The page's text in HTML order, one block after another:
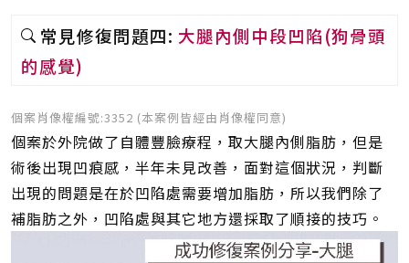
常見修復問題四: 大腿內側中段凹陷(狗骨頭
的感覺)
個案肖像權編號:3352 (本案例皆經由肖像權同意)
個案於外院做了自體豐臉療程，取大腿內側脂肪，但是
術後出現凹痕感，半年未見改善，面對這個狀況，判斷
出現的問題是在於凹陷處需要增加脂肪，所以我們除了
補脂肪之外，凹陷處與其它地方還採取了順接的技巧。